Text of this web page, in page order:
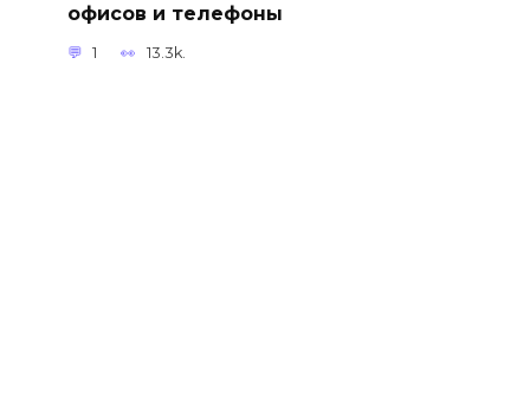
офисов и телефоны
1 13.3k.